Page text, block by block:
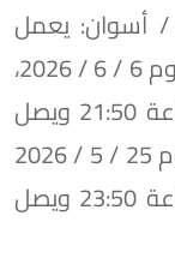
/ أسوان: يعمل
يومياً من يوم 21 / 5 / 2026 وحتى يوم 6 / 6 / 2026،
حيث يقوم من محطة القاهرة الساعة 21:50 ويصل
محطة أسوان الساعة 10:05، (عدا يوم 25 / 5 / 2026
حيث يقوم من محطة القاهرة الساعة 23:50 ويصل